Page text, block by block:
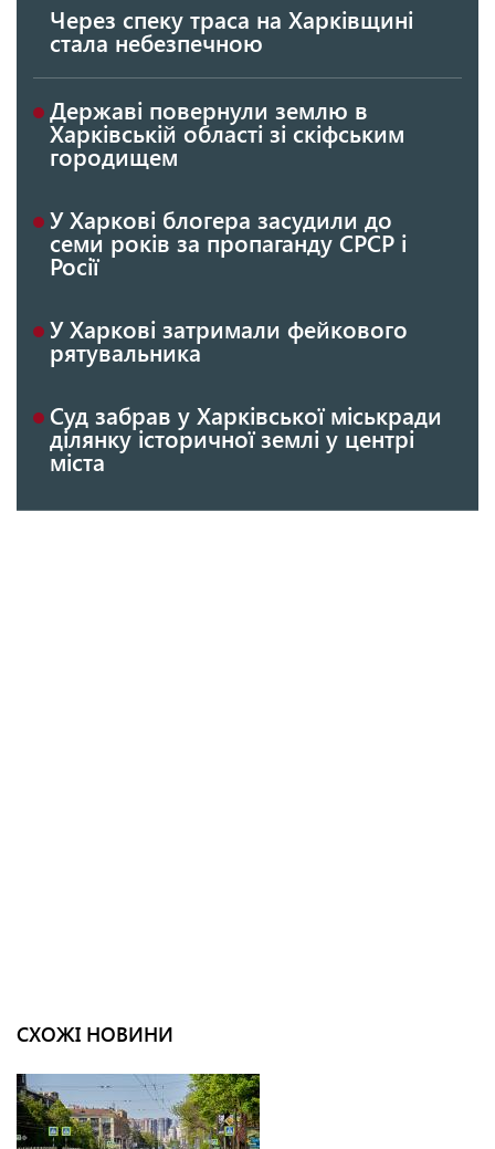
Через спеку траса на Харківщині
стала небезпечною
Державі повернули землю в
Харківській області зі скіфським
городищем
У Харкові блогера засудили до
семи років за пропаганду СРСР і
Росії
У Харкові затримали фейкового
рятувальника
Суд забрав у Харківської міськради
ділянку історичної землі у центрі
міста
СХОЖІ НОВИНИ